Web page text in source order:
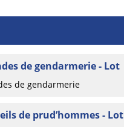
de gendarmerie - Lot
de gendarmerie
de prud’hommes - Lot